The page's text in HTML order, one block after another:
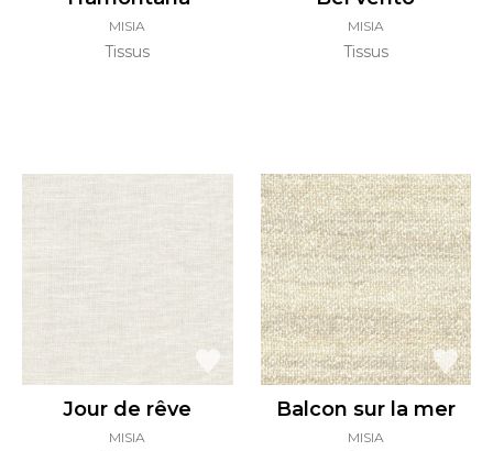
MISIA
Tissus
MISIA
Tissus
Jour de rêve
MISIA
Balcon sur la mer
MISIA